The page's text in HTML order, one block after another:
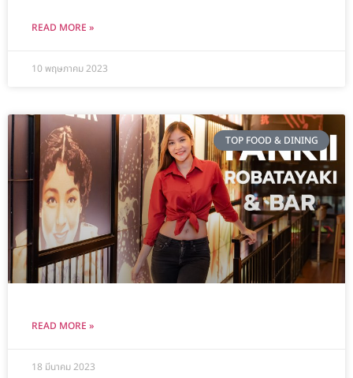
READ MORE »
10 พฤษภาคม 2023
TOP FOOD & DINING
READ MORE »
18 มีนาคม 2023